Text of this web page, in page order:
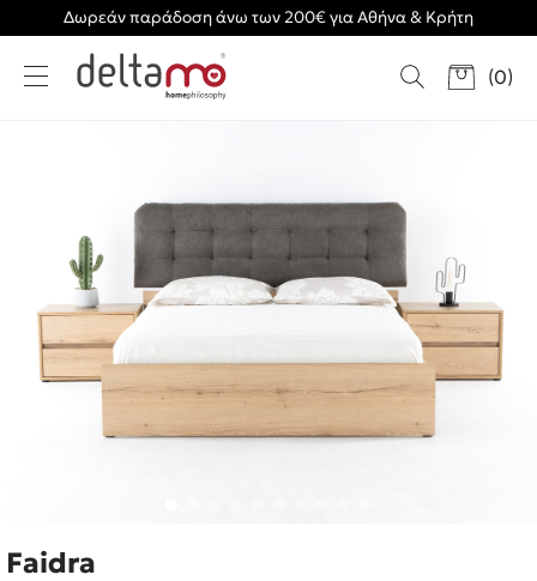
Δωρεάν παράδοση άνω των 200€ για Αθήνα & Κρήτη
(0)
Faidra